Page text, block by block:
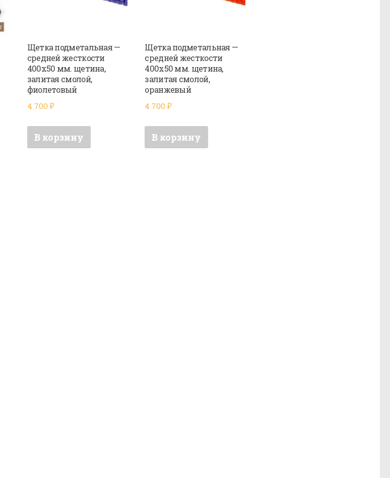
Щетка подметальная —
средней жесткости
400х50 мм. щетина,
залитая смолой,
фиолетовый
4 700 ₽
В корзину
Щетка подметальная —
средней жесткости
400х50 мм. щетина,
залитая смолой,
оранжевый
4 700₽
В корзину